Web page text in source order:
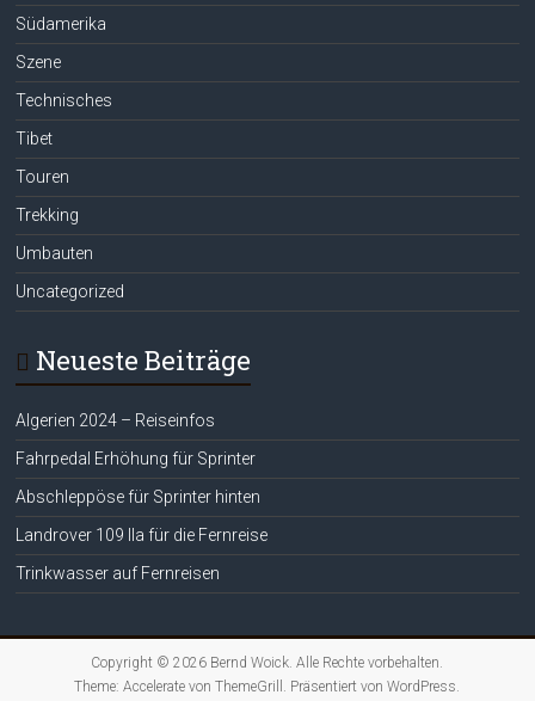
Südamerika
Szene
Technisches
Tibet
Touren
Trekking
Umbauten
Uncategorized
Neueste Beiträge
Algerien 2024 – Reiseinfos
Fahrpedal Erhöhung für Sprinter
Abschleppöse für Sprinter hinten
Landrover 109 IIa für die Fernreise
Trinkwasser auf Fernreisen
Copyright © 2026 Bernd Woick. Alle Rechte vorbehalten.
Theme:Accelerate von ThemeGrill. Präsentiert vonWordPress.